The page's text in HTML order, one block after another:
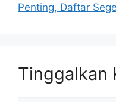
Penting, Daftar
Tinggalkan